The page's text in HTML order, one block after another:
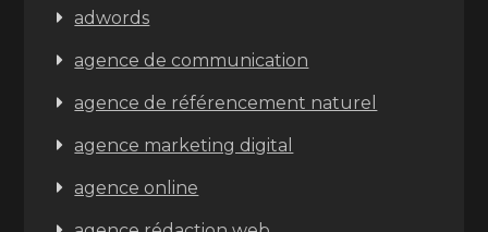
adwords
agence de communication
agence de référencement naturel
agence marketing digital
agence online